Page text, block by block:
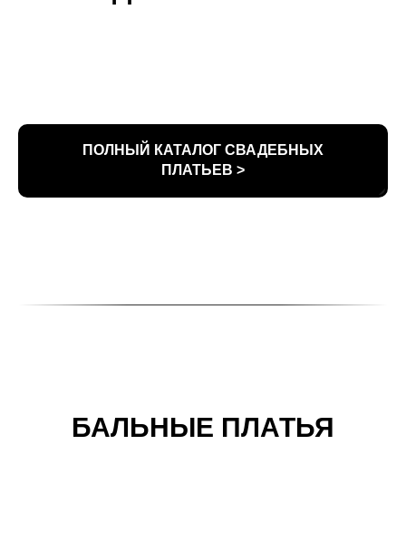
ПОЛНЫЙ КАТАЛОГ СВАДЕБНЫХ
ПЛАТЬЕВ >
БАЛЬНЫЕ ПЛАТЬЯ